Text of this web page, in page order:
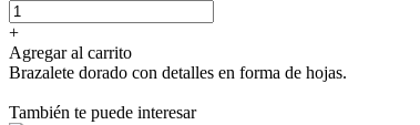
+
Agregar al carrito
Brazalete dorado con detalles en forma de hojas.
También te puede interesar